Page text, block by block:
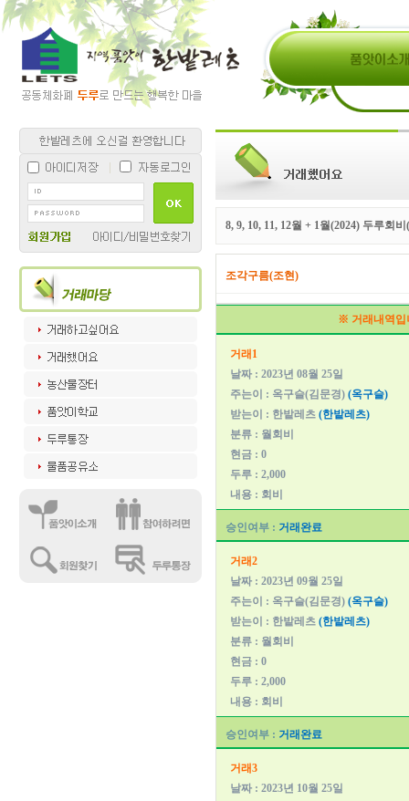
8, 9, 10, 11, 12월 + 1월(2024) 두루회
조각구름(조현)
※ 거래내역입
거래1
날짜 : 2023년 08월 25일
주는이 : 옥구슬(김문경) (옥구슬)
받는이 : 한밭레츠 (한밭레츠)
분류 : 월회비
현금 : 0
두루 : 2,000
내용 : 회비
승인여부 : 거래완료
거래2
날짜 : 2023년 09월 25일
주는이 : 옥구슬(김문경) (옥구슬)
받는이 : 한밭레츠 (한밭레츠)
분류 : 월회비
현금 : 0
두루 : 2,000
내용 : 회비
승인여부 : 거래완료
거래3
날짜 : 2023년 10월 25일